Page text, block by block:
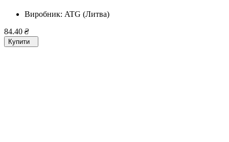
Виробник: ATG (Литва)
84.40 ₴
Купити